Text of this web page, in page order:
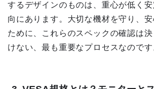
するデザインのものは、重心が低く
向にあります。大切な機材を守り、
ために、これらのスペックの確認は
けない、最も重要なプロセスなのです